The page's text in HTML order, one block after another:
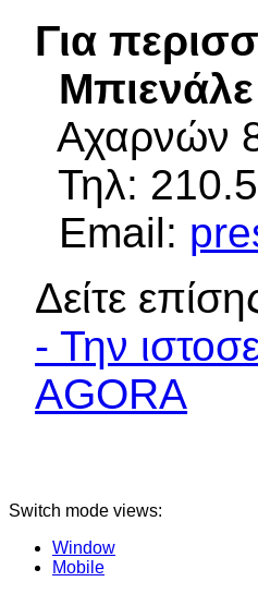
Για
Αχαρνών
Τηλ:
Email:
Δείτε
- Την
AGORA
Switch mode views:
Window
Mobile